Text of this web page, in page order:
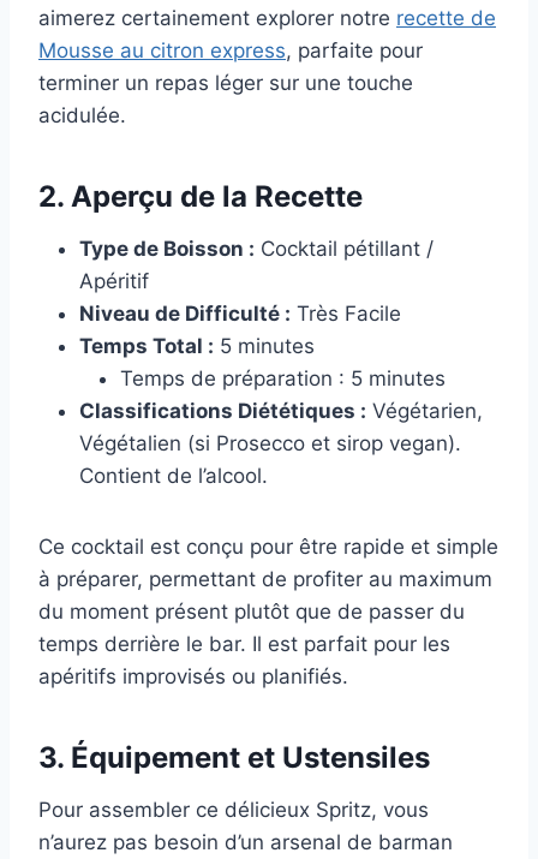
aimerez certainement explorer notre recette de
Mousse au citron express, parfaite pour
terminer un repas léger sur une touche
acidulée.
2. Aperçu de la Recette
Type de Boisson : Cocktail pétillant /
Apéritif
Niveau de Difficulté : Très Facile
Temps Total : 5 minutes
Temps de préparation : 5 minutes
Classifications Diététiques : Végétarien,
Végétalien (si Prosecco et sirop vegan).
Contient de l’alcool.
Ce cocktail est conçu pour être rapide et simple
à préparer, permettant de profiter au maximum
du moment présent plutôt que de passer du
temps derrière le bar. Il est parfait pour les
apéritifs improvisés ou planifiés.
3. Équipement et Ustensiles
Pour assembler ce délicieux Spritz, vous
n’aurez pas besoin d’un arsenal de barman